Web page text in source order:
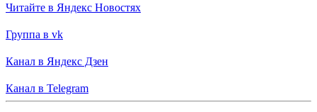
Читайте в Яндекс Новостях
Группа в vk
Канал в Яндекс Дзен
Канал в Telegram